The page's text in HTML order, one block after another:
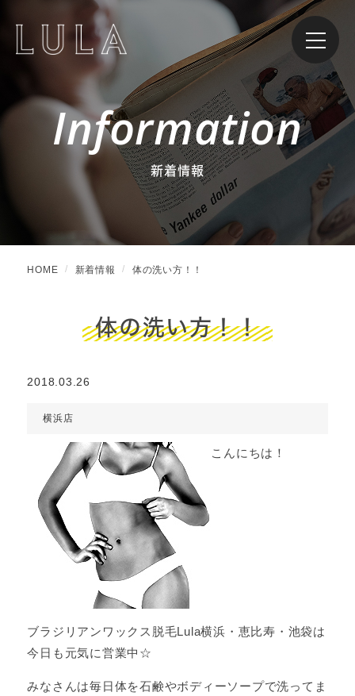
Information
新着情報
HOME 新着情報 体の洗い方！！
体の洗い方！！
2018.03.26
横浜店
こんにちは！
ブラジリアンワックス脱毛Lula横浜・恵比寿・池袋は
今日も元気に営業中☆
みなさんは毎日体を石鹸やボディーソープで洗ってま